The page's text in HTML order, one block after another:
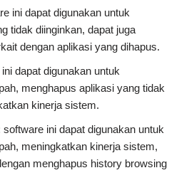
ini dapat digunakan untuk
tidak diinginkan, dapat juga
dengan aplikasi yang dihapus.
dapat digunakan untuk
menghapus aplikasi yang tidak
kinerja sistem.
ini dapat digunakan untuk
meningkatkan kinerja sistem,
menghapus history browsing